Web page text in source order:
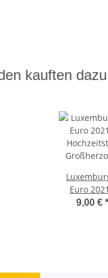
kauften
Euro
9,00 € *